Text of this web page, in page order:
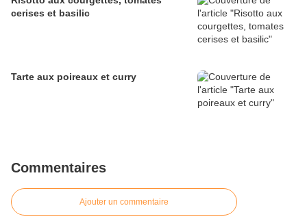
cerises et basilic
Tarte aux poireaux et curry
Commentaires
Ajouter un commentaire